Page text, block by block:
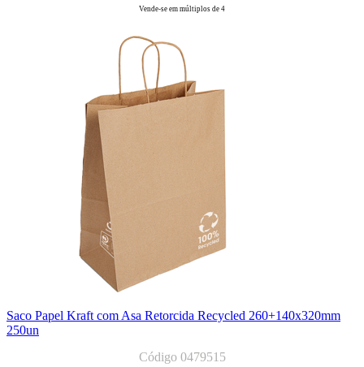
Vende-se em múltiplos de 4
Saco Papel Kraft com Asa Retorcida Recycled 260+140x320mm
250un
Código 0479515